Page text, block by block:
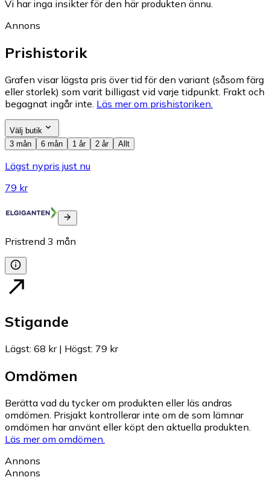
Vi har inga insikter för den här produkten ännu.
Annons
Prishistorik
Grafen visar lägsta pris över tid för den variant (såsom färg
eller storlek) som varit billigast vid varje tidpunkt. Frakt och
begagnat ingår inte. Läs mer om prishistoriken.
Välj butik
3 mån
6 mån 1 år 2 år Allt
Lägst nypris just nu
79 kr
Pristrend 3 mån
Stigande
Lägst: 68 kr| Högst: 79 kr
Omdömen
Berätta vad du tycker om produkten eller läs andras
omdömen. Prisjakt kontrollerar inte om de som lämnar
omdömen har använt eller köpt den aktuella produkten.
Läs mer om omdömen.
Annons
Annons